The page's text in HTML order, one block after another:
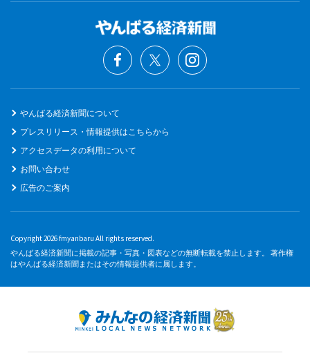
やんばる経済新聞について
プレスリリース・情報提供はこちらから
アクセスデータの利用について
お問い合わせ
広告のご案内
Copyright 2026 fmyanbaru All rights reserved.
やんばる経済新聞に掲載の記事・写真・図表などの無断転載を禁止します。 著作権
はやんばる経済新聞またはその情報提供者に属します。